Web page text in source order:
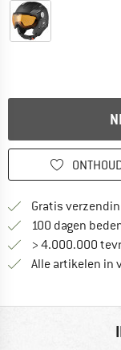
Gratis
100 dagen
> 4.000.000
Alle artikelen in